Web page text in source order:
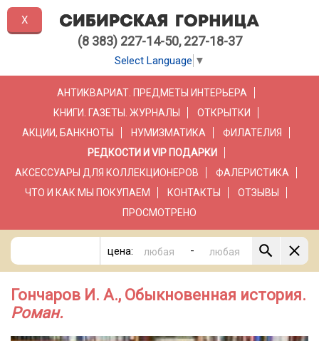
(8 383) 227-14-50, 227-18-37
Select Language ▼
АНТИКВАРИАТ. ПРЕДМЕТЫ ИНТЕРЬЕРА
КНИГИ. ГАЗЕТЫ. ЖУРНАЛЫ
ОТКРЫТКИ
АКЦИИ, БАНКНОТЫ
НУМИЗМАТИКА
ФИЛАТЕЛИЯ
РЕДКОСТИ И VIP ПОДАРКИ
АКСЕССУАРЫ ДЛЯ КОЛЛЕКЦИОНЕРОВ
ФАЛЕРИСТИКА
ЧТО И КАК МЫ ПОКУПАЕМ
КОНТАКТЫ
ОТЗЫВЫ
ПРОСМОТРЕНО
цена: -
Гончаров И. А., Обыкновенная история.
Роман.
X